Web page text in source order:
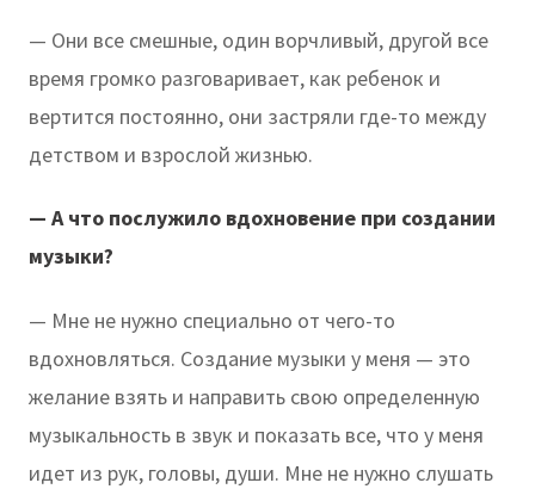
— Они все смешные, один ворчливый, другой все
время громко разговаривает, как ребенок и
вертится постоянно, они застряли где-то между
детством и взрослой жизнью.
— А что послужило вдохновение при создании
музыки?
— Мне не нужно специально от чего-то
вдохновляться. Создание музыки у меня — это
желание взять и направить свою определенную
музыкальность в звук и показать все, что у меня
идет из рук, головы, души. Мне не нужно слушать